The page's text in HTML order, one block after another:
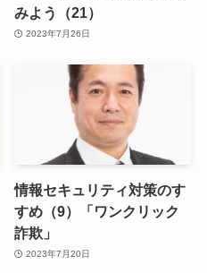
みよう（21）
2023年7月26日
情報セキュリティ対策のす
すめ（9）「ワンクリック
詐欺」
2023年7月20日